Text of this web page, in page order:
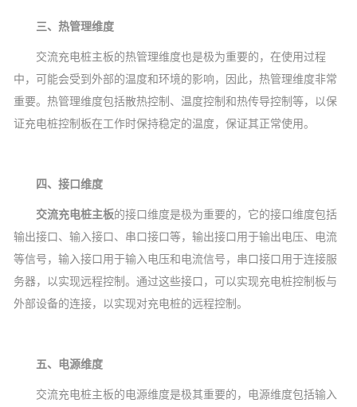
三、热管理维度
交流充电桩主板的热管理维度也是极为重要的，在使用过程
中，可能会受到外部的温度和环境的影响，因此，热管理维度非常
重要。热管理维度包括散热控制、温度控制和热传导控制等，以保
证充电桩控制板在工作时保持稳定的温度，保证其正常使用。
四、接口维度
交流充电桩主板的接口维度是极为重要的，它的接口维度包括
输出接口、输入接口、串口接口等，输出接口用于输出电压、电流
等信号，输入接口用于输入电压和电流信号，串口接口用于连接服
务器，以实现远程控制。通过这些接口，可以实现充电桩控制板与
外部设备的连接，以实现对充电桩的远程控制。
五、电源维度
交流充电桩主板的电源维度是极其重要的，电源维度包括输入